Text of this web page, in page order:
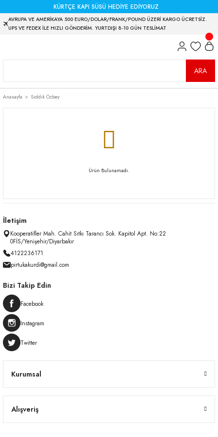
KÜRTÇE KAPI SÜSÜ HEDİYE EDİYORUZ
AVRUPA VE AMERİKAYA 500 EURO/DOLAR/FRANK/POUND ÜZERİ KARGO ÜCRETSİZ.
UPS VE FEDEX İLE HIZLI GÖNDERİM. YURTDIŞI 8-10 GÜN TESLİMAT
ARA
Anasayfa Sıddık Özbey
Ürün Bulunamadı.
İletişim
Kooperatifler Mah. Cahit Sıtkı Tarancı Sok. Kapitol Apt. No:22
0FİS/Yenişehir/Diyarbakır
4122236171
pirtukakurdi@gmail.com
Kurumsal
Alışveriş
Bizi Takip Edin
Facebook
Instagram
Twitter